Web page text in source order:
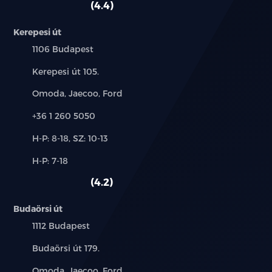
4.4
Kerepesi út
Település:
1106 Budapest
Cím:
Kerepesi út 105.
Márkák:
Omoda, Jaecoo, Ford
Telefon:
+36 1 260 5050
Új-
használt
H-P: 8-18, SZ: 10-13
Alkatrész,
H-P: 7-18
4.2
Budaörsi út
Település:
1112 Budapest
Cím:
Budaörsi út 179.